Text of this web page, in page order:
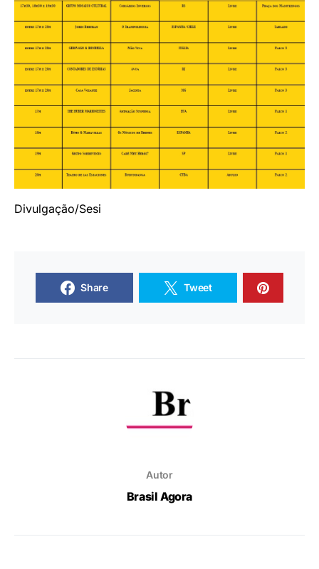
Divulgação/Sesi
Share Tweet
Autor
Brasil Agora